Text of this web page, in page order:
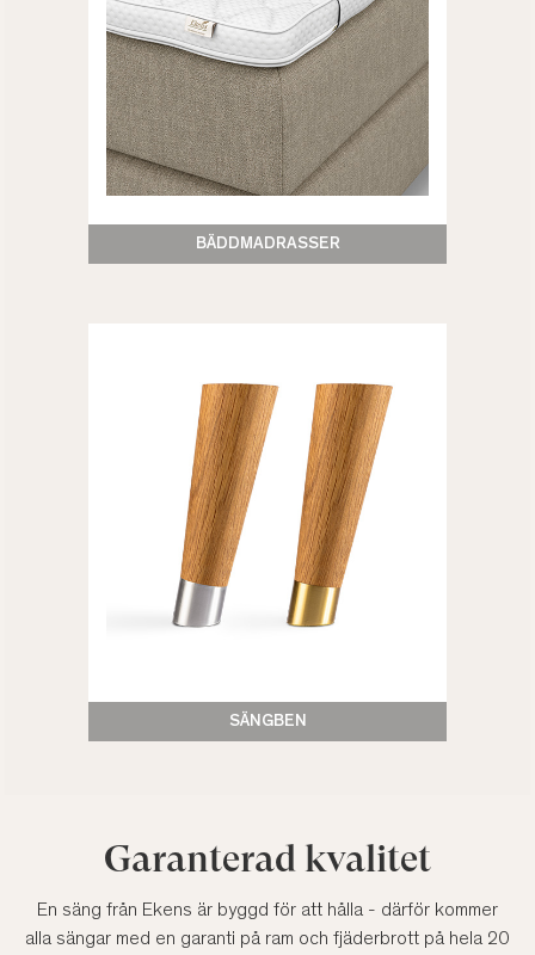
BÄDDMADRASSER
SÄNGBEN
Garanterad kvalitet
En säng från Ekens är byggd för att hålla - därför kommer
alla sängar med en garanti på ram och fjäderbrott på hela 20